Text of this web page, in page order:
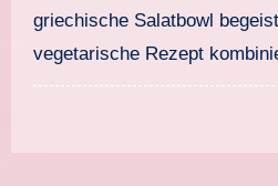
griechische Salatbowl
vegetarische Rezept